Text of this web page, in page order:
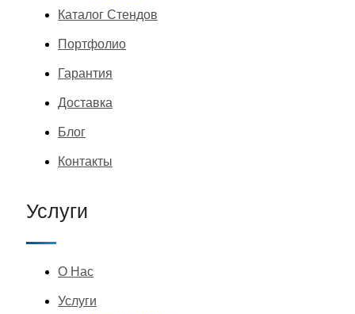
Каталог Стендов
Портфолио
Гарантия
Доставка
Блог
Контакты
Услуги
О Нас
Услуги